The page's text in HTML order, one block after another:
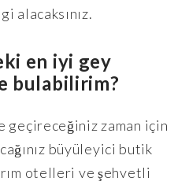
alacaksınız.
en iyi gey
bulabilirim?
zaman için
büyüleyici butik
otelleri ve şehvetli